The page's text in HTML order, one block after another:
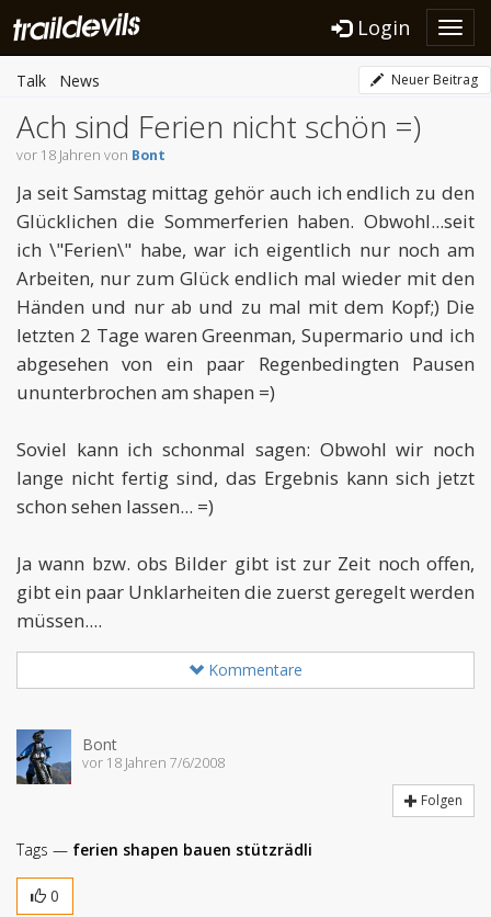
Login
Talk News Neuer Beitrag
Ach sind Ferien nicht schön =)
vor 18 Jahren von Bont
Ja seit Samstag mittag gehör auch ich endlich zu den
Glücklichen die Sommerferien haben. Obwohl...seit
ich \"Ferien\" habe, war ich eigentlich nur noch am
Arbeiten, nur zum Glück endlich mal wieder mit den
Händen und nur ab und zu mal mit dem Kopf;) Die
letzten 2 Tage waren Greenman, Supermario und ich
abgesehen von ein paar Regenbedingten Pausen
ununterbrochen am shapen =)
Soviel kann ich schonmal sagen: Obwohl wir noch
lange nicht fertig sind, das Ergebnis kann sich jetzt
schon sehen lassen... =)
Ja wann bzw. obs Bilder gibt ist zur Zeit noch offen,
gibt ein paar Unklarheiten die zuerst geregelt werden
müssen....
Kommentare
Bont
vor 18 Jahren 7/6/2008
Folgen
Tags — ferien shapen bauen stützrädli
0